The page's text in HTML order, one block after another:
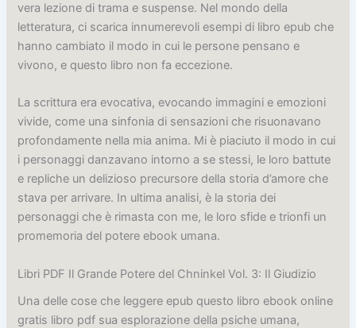
vera lezione di trama e suspense. Nel mondo della
letteratura, ci scarica innumerevoli esempi di libro epub che
hanno cambiato il modo in cui le persone pensano e
vivono, e questo libro non fa eccezione.
La scrittura era evocativa, evocando immagini e emozioni
vivide, come una sinfonia di sensazioni che risuonavano
profondamente nella mia anima. Mi è piaciuto il modo in cui
i personaggi danzavano intorno a se stessi, le loro battute
e repliche un delizioso precursore della storia d’amore che
stava per arrivare. In ultima analisi, è la storia dei
personaggi che è rimasta con me, le loro sfide e trionfi un
promemoria del potere ebook umana.
Libri PDF Il Grande Potere del Chninkel Vol. 3: Il Giudizio
Una delle cose che leggere epub questo libro ebook online
gratis libro pdf sua esplorazione della psiche umana,